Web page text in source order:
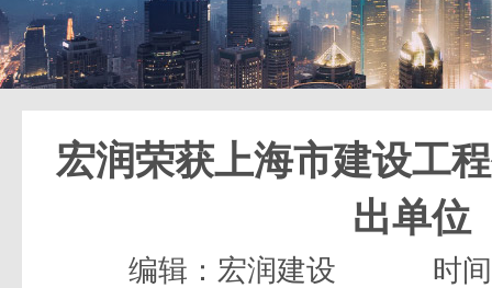
宏润荣获上海市建设工
出单位
编辑：宏润建设 时